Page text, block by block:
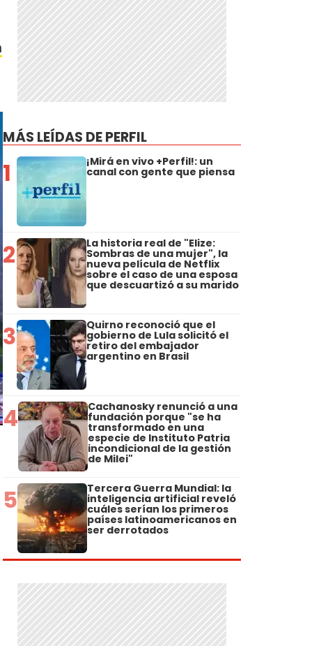
MÁS LEÍDAS DE PERFIL
1 ¡Mirá en vivo +Perfil!: un
canal con gente que piensa
2 La historia real de "Elize:
Sombras de una mujer", la
nueva película de Netflix
sobre el caso de una esposa
que descuartizó a su marido
3 Quirno reconoció que el
gobierno de Lula solicitó el
retiro del embajador
argentino en Brasil
4 Cachanosky renunció a una
fundación porque "se ha
transformado en una
especie de Instituto Patria
incondicional de la gestión
de Milei"
5 Tercera Guerra Mundial: la
inteligencia artificial reveló
cuáles serían los primeros
países latinoamericanos en
ser derrotados